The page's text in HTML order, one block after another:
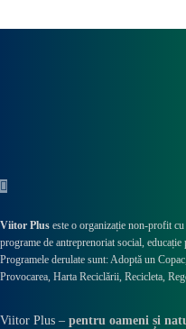
Viitor Plus este o organizație non-profit
programe de antreprenoriat social,
Programele derulate sunt: Adoptă un
Provocarea, Harta Reciclării, Recicleta,
Viitor Plus – pentru oameni și